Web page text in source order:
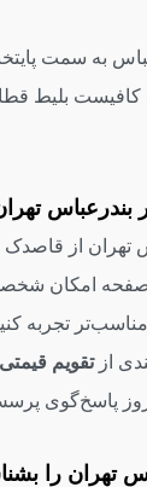
به سمت
بلیط قطار
و آسان را برای شما فراهم می‌کند.
صفحه امکان
تجربه
ازتقویم قیمتی
پاسخ‌گوی
تهران را